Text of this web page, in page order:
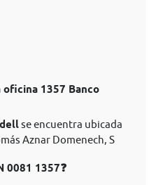
oficina 1357 Banco
se encuentra ubicada
Aznar Domenech, S
0081 1357❓